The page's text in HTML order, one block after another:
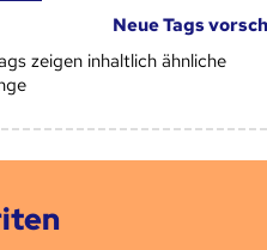
Neue Tags
zeigen inhaltlich ähnliche